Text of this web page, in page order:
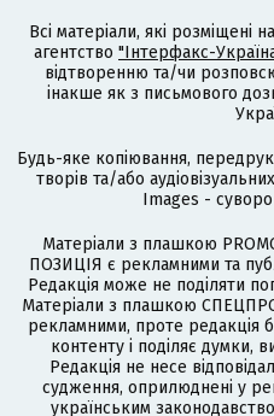
Всі матеріали, які розміщені
агентство "Інтерфакс-
відтворенню та/чи
інакше як з письмового
Будь-яке копіювання,
творів та/або
Images -
Матеріали з плашкою
ПОЗИЦІЯ є рекламними та
Редакція може не поділяти
Матеріали з плашкою
рекламними, проте редакція
контенту і поділяє думки,
Редакція не несе
судження, оприлюднені у
українським